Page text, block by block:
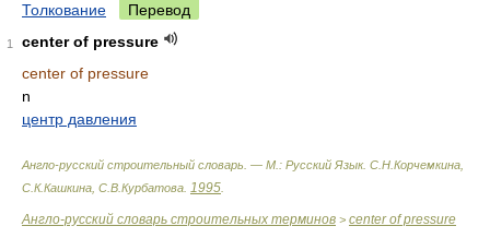
Толкование Перевод
1
center of pressure
center of pressure
n
центр давления
Англо-русский строительный словарь. — М.: Русский Язык. С.Н.Корчемкина,
С.К.Кашкина, С.В.Курбатова 1995
Англо-русский словарь строительных терминов > center of pressure